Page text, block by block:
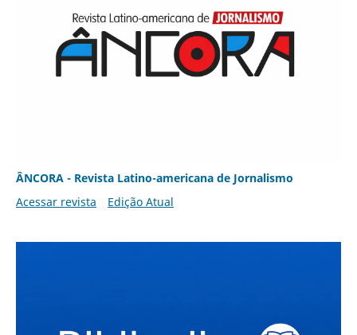
ÂNCORA - Revista Latino-americana de Jornalismo
Acessar revista
Edição Atual